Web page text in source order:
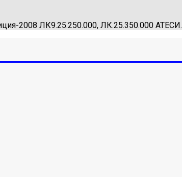
2008 ЛК9.25.250.000, ЛК.25.350.000 АТЕСИ.